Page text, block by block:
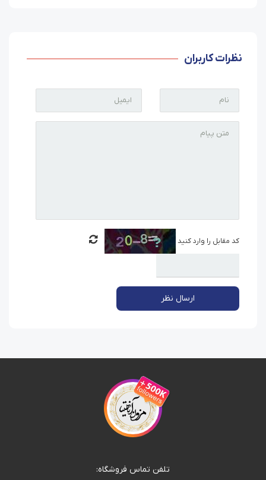
نظرات کاربران
کد مقابل را وارد کنید
ارسال نظر
تلفن تماس فروشگاه: